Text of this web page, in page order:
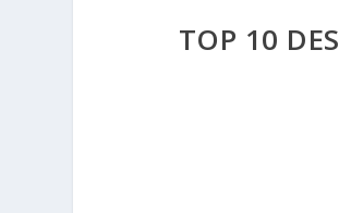
TOP 10